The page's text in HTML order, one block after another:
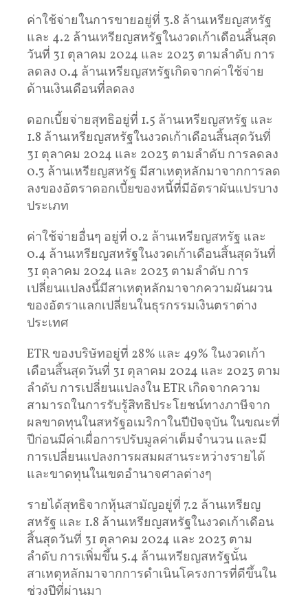
ค่าใช้จ่ายในการขายอยู่ที่ 3.8 ล้านเหรียญสหรัฐ
และ 4.2 ล้านเหรียญสหรัฐในงวดเก้าเดือนสิ้นสุด
วันที่ 31 ตุลาคม 2024 และ 2023 ตามลำดับ การ
ลดลง 0.4 ล้านเหรียญสหรัฐเกิดจากค่าใช้จ่าย
ด้านเงินเดือนที่ลดลง
ดอกเบี้ยจ่ายสุทธิอยู่ที่ 1.5 ล้านเหรียญสหรัฐ และ
1.8 ล้านเหรียญสหรัฐในงวดเก้าเดือนสิ้นสุดวันที่
31 ตุลาคม 2024 และ 2023 ตามลำดับ การลดลง
0.3 ล้านเหรียญสหรัฐ มีสาเหตุหลักมาจากการลด
ลงของอัตราดอกเบี้ยของหนี้ที่มีอัตราผันแปรบาง
ประเภท
ค่าใช้จ่ายอื่นๆ อยู่ที่ 0.2 ล้านเหรียญสหรัฐ และ
0.4 ล้านเหรียญสหรัฐในงวดเก้าเดือนสิ้นสุดวันที่
31 ตุลาคม 2024 และ 2023 ตามลำดับ การ
เปลี่ยนแปลงนี้มีสาเหตุหลักมาจากความผันผวน
ของอัตราแลกเปลี่ยนในธุรกรรมเงินตราต่าง
ประเทศ
ETR ของบริษัทอยู่ที่ 28% และ 49% ในงวดเก้า
เดือนสิ้นสุดวันที่ 31 ตุลาคม 2024 และ 2023 ตาม
ลำดับ การเปลี่ยนแปลงใน ETR เกิดจากความ
สามารถในการรับรู้สิทธิประโยชน์ทางภาษีจาก
ผลขาดทุนในสหรัฐอเมริกาในปีปัจจุบัน ในขณะที่
ปีก่อนมีค่าเผื่อการปรับมูลค่าเต็มจำนวน และมี
การเปลี่ยนแปลงการผสมผสานระหว่างรายได้
และขาดทุนในเขตอำนาจศาลต่างๆ
รายได้สุทธิจากหุ้นสามัญอยู่ที่ 7.2 ล้านเหรียญ
สหรัฐ และ 1.8 ล้านเหรียญสหรัฐในงวดเก้าเดือน
สิ้นสุดวันที่ 31 ตุลาคม 2024 และ 2023 ตาม
ลำดับ การเพิ่มขึ้น 5.4 ล้านเหรียญสหรัฐนั้น
สาเหตุหลักมาจากการดำเนินโครงการที่ดีขึ้นใน
ช่วงปีที่ผ่านมา